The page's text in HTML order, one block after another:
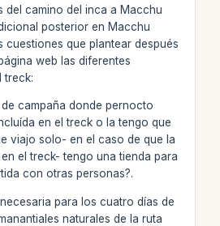
del camino del inca a Macchu
posterior en Macchu
cuestiones que plantear después
web las diferentes
treck:
de campaña donde pernocto
en el treck o la tengo que
viajo solo- en el caso de que la
el treck- tengo una tienda para
con otras personas?.
necesaria para los cuatro días de
naturales de la ruta